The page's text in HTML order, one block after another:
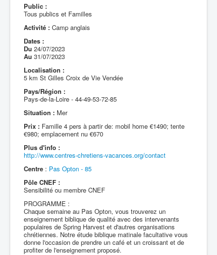
Public :
Tous publics et Familles
Activité : Camp anglais
Dates :
Du 24/07/2023
Au 31/07/2023
Localisation :
5 km St Gilles Croix de Vie Vendée
Pays/Région :
Pays-de-la-Loire - 44-49-53-72-85
Situation : Mer
Prix : Famille 4 pers à partir de: mobil home €1490; tente
€980; emplacement nu €670
Plus d'info :
http://www.centres-chretiens-vacances.org/contact
Centre : Pas Opton - 85
Pôle CNEF :
Sensibilité ou membre CNEF
PROGRAMME :
Chaque semaine au Pas Opton, vous trouverez un
enseignement biblique de qualité avec des intervenants
populaires de Spring Harvest et d'autres organisations
chrétiennes. Notre étude biblique matinale facultative vous
donne l'occasion de prendre un café et un croissant et de
profiter de l'enseignement proposé.